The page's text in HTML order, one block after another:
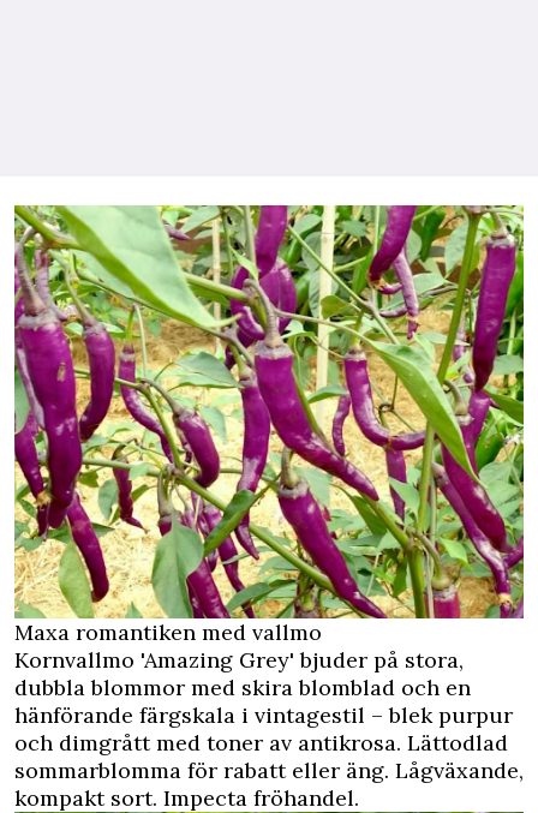
Maxa romantiken med vallmo
Kornvallmo 'Amazing Grey' bjuder på stora,
dubbla blommor med skira blomblad och en
hänförande färgskala i vintagestil – blek purpur
och dimgrått med toner av antikrosa. Lättodlad
sommarblomma för rabatt eller äng. Lågväxande,
kompakt sort. Impecta fröhandel.